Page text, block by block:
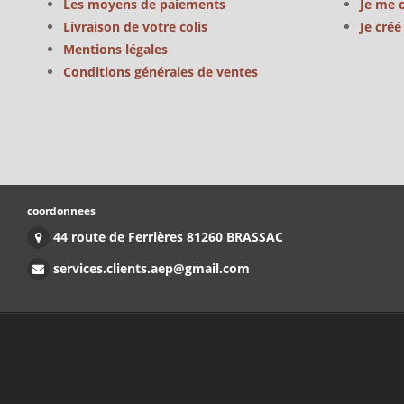
Les moyens de paiements
Livraison de votre colis
Mentions légales
Conditions générales de ventes
Je me
Je
coordonnees
44 route de Ferrières 81260 BRASSAC
services.clients.aep@gmail.com